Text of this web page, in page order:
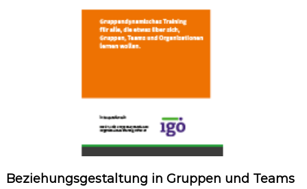
Beziehungsgestaltung in Gruppen und Teams